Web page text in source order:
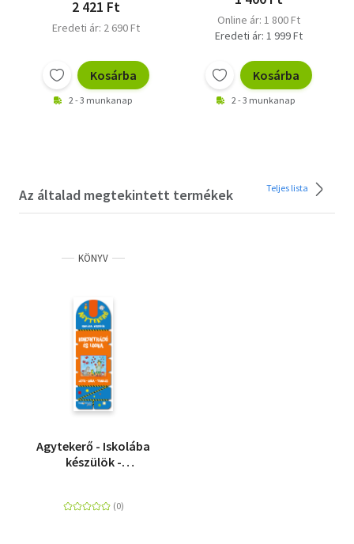
2 421 Ft
Eredeti ár: 2 690 Ft
Kosárba
2 - 3 munkanap
Online ár: 1 800 Ft
Eredeti ár: 1 999 Ft
Kosárba
2 - 3 munkanap
Az általad megtekintett termékek Teljes lista
KÖNYV
Agytekerő - Iskolába
készülök -